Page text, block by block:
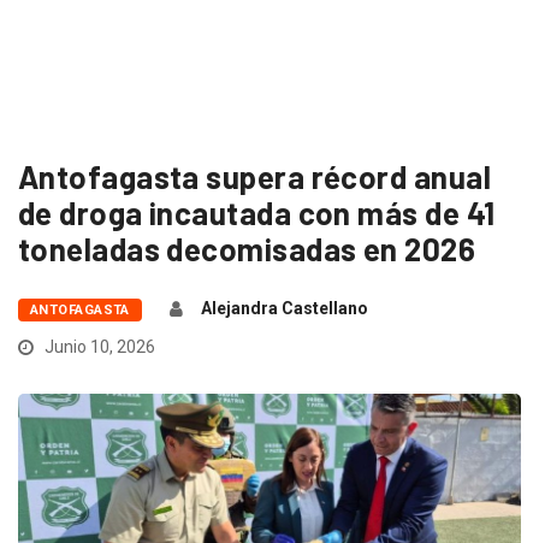
Antofagasta supera récord anual
de droga incautada con más de 41
toneladas decomisadas en 2026
ANTOFAGASTA
Alejandra Castellano
Junio 10, 2026